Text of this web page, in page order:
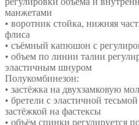
манжетами
• воротник стойка, нижняя
флиса
• съёмный капюшон с
• объем по линии талии
эластичным шнуром
Полукомбинезон:
• застёжка на двухзамковую
• бретели с эластичной
застёжкой на фастексы
• объём спинки регулируется